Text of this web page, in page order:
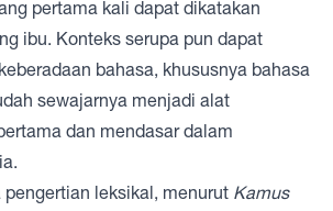
pertama kali dapat dikatakan
ibu. Konteks serupa pun dapat
bahasa, khususnya bahasa
sewajarnya menjadi alat
dan mendasar dalam
leksikal, menurut Kamus